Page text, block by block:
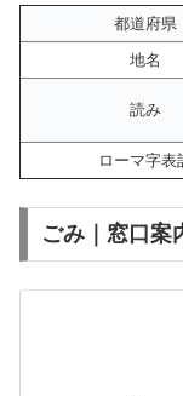
都道府県
地名
読み
ローマ字表
ごみ｜窓口案